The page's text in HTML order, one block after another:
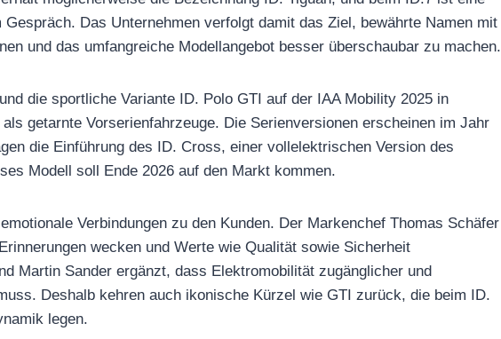
Das Unternehmen verfolgt damit das Ziel, bewährte Namen mit
und das umfangreiche Modellangebot besser überschaubar zu machen.
die sportliche Variante ID. Polo GTI auf der IAA Mobility 2025 in
getarnte Vorserienfahrzeuge. Die Serienversionen erscheinen im Jahr
die Einführung des ID. Cross, einer vollelektrischen Version des
Modell soll Ende 2026 auf den Markt kommen.
Verbindungen zu den Kunden. Der Markenchef Thomas Schäfer
wecken und Werte wie Qualität sowie Sicherheit
Martin Sander ergänzt, dass Elektromobilität zugänglicher und
Deshalb kehren auch ikonische Kürzel wie GTI zurück, die beim ID.
legen.